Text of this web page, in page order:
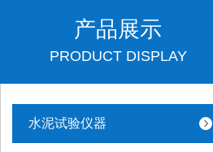
产品展示
PRODUCT DISPLAY
水泥试验仪器